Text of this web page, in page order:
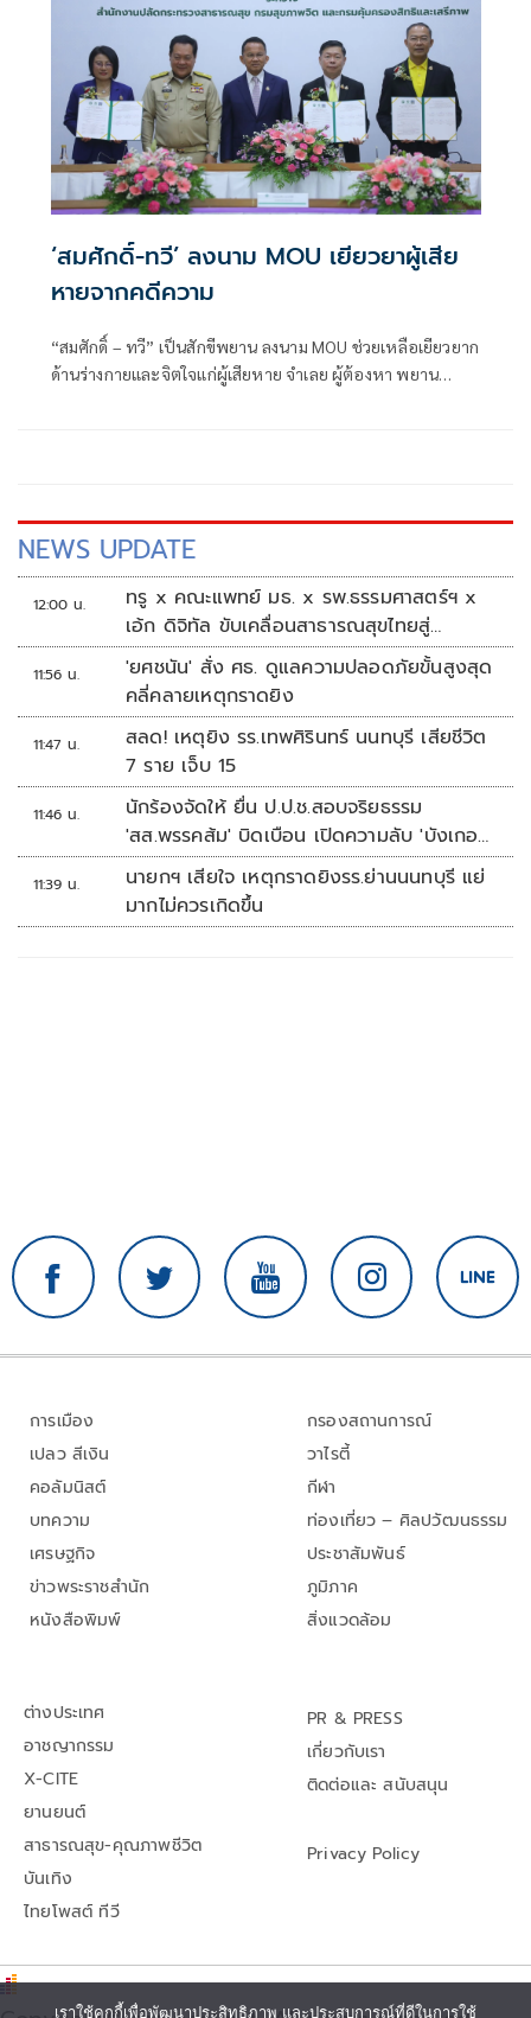
‘สมศักดิ์-ทวี’ ลงนาม MOU เยียวยาผู้เสีย
หายจากคดีความ
“สมศักดิ์ – ทวี” เป็นสักขีพยาน ลงนาม MOU ช่วยเหลือเยียวยาก
ด้านร่างกายและจิตใจแก่ผู้เสียหาย จำเลย ผู้ต้องหา พยาน
NEWS UPDATE
12:00 น.
ทรู x คณะแพทย์ มธ. x รพ.ธรรมศาสตร์ฯ x
เอ้ก ดิจิทัล ขับเคลื่อนสาธารณสุขไทยสู่
Healthcare AI
11:56 น.
'ยศชนัน' สั่ง ศธ. ดูแลความปลอดภัยขั้นสูงสุด
คลี่คลายเหตุกราดยิง
11:47 น.
สลด! เหตุยิง รร.เทพศิรินทร์ นนทบุรี เสียชีวิต
7 ราย เจ็บ 15
11:46 น.
นักร้องจัดให้ ยื่น ป.ป.ช.สอบจริยธรรม
'สส.พรรคส้ม' บิดเบือน เปิดความลับ 'บังเกอร์
ทหาร'
11:39 น.
นายกฯ เสียใจ เหตุกราดยิงรร.ย่านนนทบุรี แย่
มากไม่ควรเกิดขึ้น
การเมือง
เปลว สีเงิน
คอลัมนิสต์
บทความ
เศรษฐกิจ
ข่าวพระราชสำนัก
หนังสือพิมพ์
กรองสถานการณ์
วาไรตี้
กีฬา
ท่องเที่ยว – ศิลปวัฒนธรรม
ประชาสัมพันธ์
ภูมิภาค
สิ่งแวดล้อม
ต่างประเทศ
อาชญากรรม
X-CITE
ยานยนต์
สาธารณสุข-คุณภาพชีวิต
บันเทิง
ไทยโพสต์ ทีวี
PR & PRESS
เกี่ยวกับเรา
ติดต่อและ สนับสนุน
Privacy Policy
เราใช้คุกกี้เพื่อพัฒนาประสิทธิภาพ และประสบการณ์ที่ดีในการใช้